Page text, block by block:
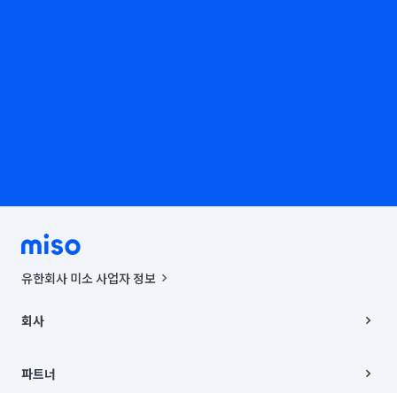
유한회사 미소 사업자 정보
00019 |
주소 | 본사: 서울특별시 종로구 율곡로 6(중학동, 트윈트리빌딩) B동 5층
회사
채용
파트너